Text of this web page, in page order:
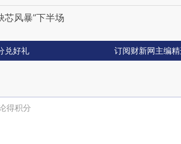
芯风暴”下半场
兑好礼 订阅财新网主编
得积分